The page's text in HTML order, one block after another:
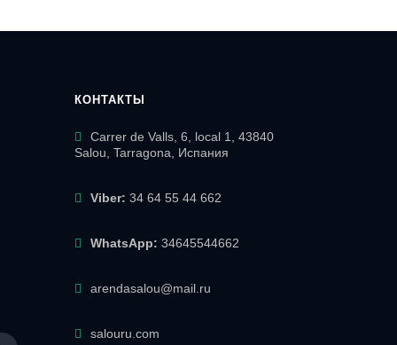
КОНТАКТЫ
Carrer de Valls, 6, local 1, 43840
Salou, Tarragona, Испания
Viber: 34 64 55 44 662
WhatsApp: 34645544662
arendasalou@mail.ru
salouru.com